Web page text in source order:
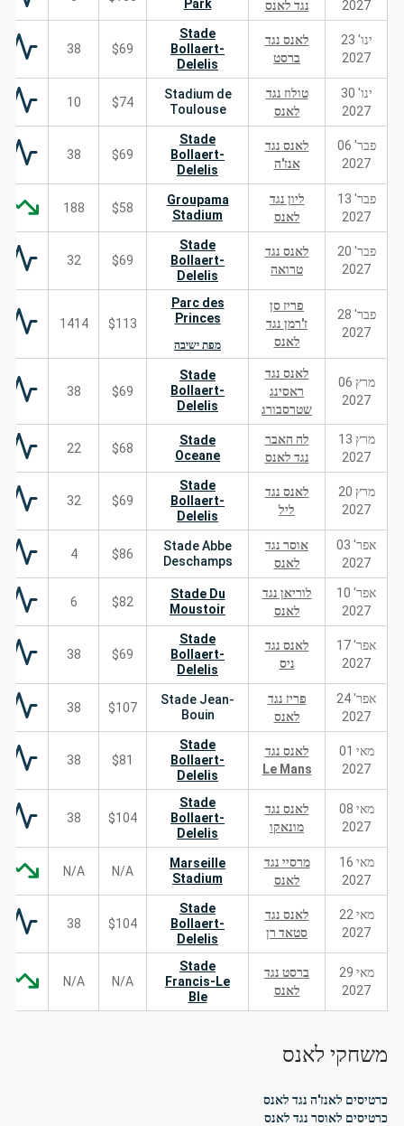
2027 נגד לאנס Park
ינו' 23
2027
לאנס נגד
ברסט
Stade
Bollaert-
Delelis
$69
38
ינו' 30
2027
טולוז נגד
לאנס
Stadium de
Toulouse
$74
10
פבר' 06
2027
לאנס נגד
אנז'ה
Stade
Bollaert-
Delelis
$69
38
פבר' 13
2027
ליון נגד
לאנס
Groupama
Stadium
$58
188
פבר' 20
2027
לאנס נגד
טרואה
Stade
Bollaert-
Delelis
$69
32
פבר' 28
2027
פריז סן
ז'רמן נגד
לאנס
Parc des
Princes
מפת ישיבה
$113
1414
מרץ 06
2027
לאנס נגד
ראסינג
שטרסבורג
Stade
Bollaert-
Delelis
$69
38
מרץ 13
2027
לה האבר
נגד לאנס
Stade
Oceane
$68
22
מרץ 20
2027
לאנס נגד
ליל
Stade
Bollaert-
Delelis
$69
32
אפר' 03
2027
אוסר נגד
לאנס
Stade Abbe
Deschamps
$86
4
אפר' 10
2027
לוריאן נגד
לאנס
Stade Du
Moustoir
$82
6
אפר' 17
2027
לאנס נגד
ניס
Stade
Bollaert-
Delelis
$69
38
אפר' 24
2027
פריז נגד
לאנס
Stade Jean-
Bouin
$107
38
מאי 01
2027
לאנס נגד
Le Mans
Stade
Bollaert-
Delelis
$81
38
מאי 08
2027
לאנס נגד
מונאקו
Stade
Bollaert-
Delelis
$104
38
מאי 16
2027
מרסיי נגד
לאנס
Marseille
Stadium
N/A
N/A
מאי 22
2027
לאנס נגד
סטאד רן
Stade
Bollaert-
Delelis
$104
38
מאי 29
2027
ברסט נגד
לאנס
Stade
Francis-Le
Ble
N/A
N/A
משחקי לאנס
כרטיסים לאנז'ה נגד לאנס
כרטיסים לאוסר נגד לאנס